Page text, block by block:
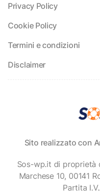
Privacy Policy
Cookie Policy
Termini e condizioni
Disclaimer
Sito realizzato con
Sos-wp.it di proprietà
Marchese 10, 00141
Partita